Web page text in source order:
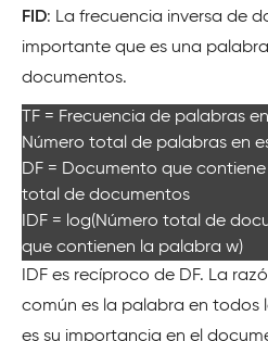
FID: La frecuencia inversa de
importante que es una
documentos.
TF = Frecuencia de palabras
Número total de palabras en
DF = Documento que
total de documentos
IDF = log(Número total de
que contienen la palabra w)
IDF es recíproco de DF. La
común es la palabra en todos
es su importancia en el